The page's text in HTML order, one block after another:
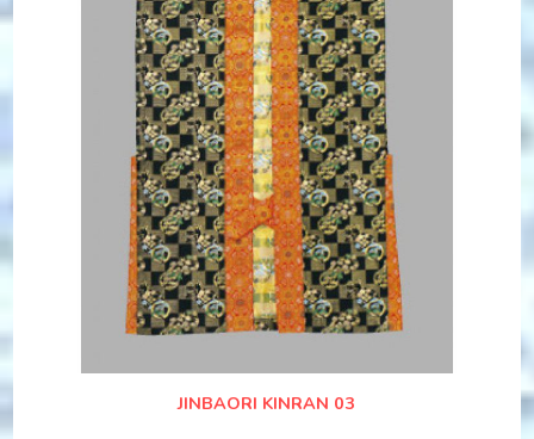
JINBAORI KINRAN 03